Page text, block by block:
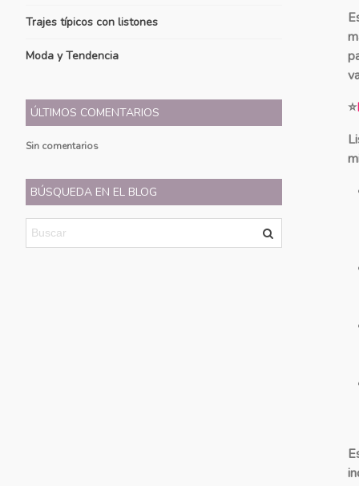
Trajes típicos con listones
Moda y Tendencia
ÚLTIMOS COMENTARIOS
Sin comentarios
BÚSQUEDA EN EL BLOG
⭐